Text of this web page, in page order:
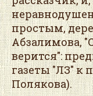
простым,
Абзалимова,
верится":
газеты "ЛЗ" к
Полякова).